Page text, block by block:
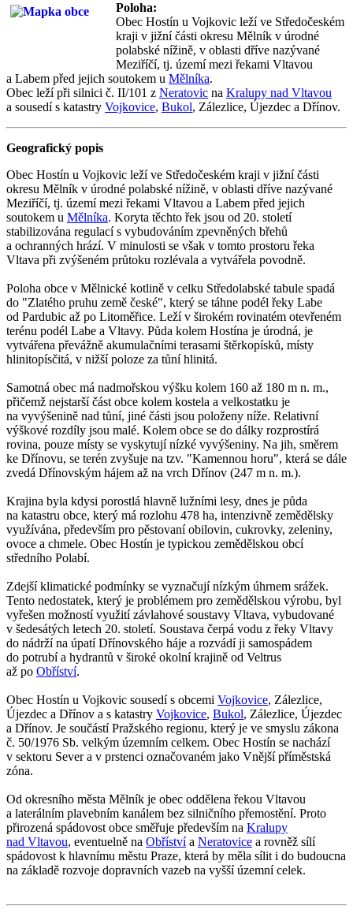
Poloha:
Obec Hostín u Vojkovic leží ve Středočeském
kraji v jižní části okresu Mělník v úrodné
polabské nížině, v oblasti dříve nazývané
Meziříčí, tj. území mezi řekami Vltavou
a Labem před jejich soutokem u Mělníka.
Obec leží při silnici č. II/101 z Neratovic na Kralupy nad Vltavou
a sousedí s katastry Vojkovice, Bukol, Zálezlice, Újezdec a Dřínov.
Geografický popis
Obec Hostín u Vojkovic leží ve Středočeském kraji v jižní části
okresu Mělník v úrodné polabské nížině, v oblasti dříve nazývané
Meziříčí, tj. území mezi řekami Vltavou a Labem před jejich
soutokem u Mělníka. Koryta těchto řek jsou od 20. století
stabilizována regulací s vybudováním zpevněných břehů
a ochranných hrází. V minulosti se však v tomto prostoru řeka
Vltava při zvýšeném průtoku rozlévala a vytvářela povodně.
Poloha obce v Mělnické kotlině v celku Středolabské tabule spadá
do "Zlatého pruhu země české", který se táhne podél řeky Labe
od Pardubic až po Litoměřice. Leží v širokém rovinatém otevřeném
terénu podél Labe a Vltavy. Půda kolem Hostína je úrodná, je
vytvářena převážně akumulačními terasami štěrkopísků, místy
hlinitopísčitá, v nižší poloze za tůní hlinitá.
Samotná obec má nadmořskou výšku kolem 160 až 180 m n. m.,
přičemž nejstarší část obce kolem kostela a velkostatku je
na vyvýšenině nad tůní, jiné části jsou položeny níže. Relativní
výškové rozdíly jsou malé. Kolem obce se do dálky rozprostírá
rovina, pouze místy se vyskytují nízké vyvýšeniny. Na jih, směrem
ke Dřínovu, se terén zvyšuje na tzv. "Kamennou horu", která se dále
zvedá Dřínovským hájem až na vrch Dřínov (247 m n. m.).
Krajina byla kdysi porostlá hlavně lužními lesy, dnes je půda
na katastru obce, který má rozlohu 478 ha, intenzivně zemědělsky
využívána, především pro pěstovaní obilovin, cukrovky, zeleniny,
ovoce a chmele. Obec Hostín je typickou zemědělskou obcí
středního Polabí.
Zdejší klimatické podmínky se vyznačují nízkým úhrnem srážek.
Tento nedostatek, který je problémem pro zemědělskou výrobu, byl
vyřešen možností využití závlahové soustavy Vltava, vybudované
v šedesátých letech 20. století. Soustava čerpá vodu z řeky Vltavy
do nádrží na úpatí Dřínovského háje a rozvádí ji samospádem
do potrubí a hydrantů v široké okolní krajině od Veltrus
až po Obříství.
Obec Hostín u Vojkovic sousedí s obcemi Vojkovice, Zálezlice,
Újezdec a Dřínov a s katastry Vojkovice, Bukol, Zálezlice, Újezdec
a Dřínov. Je součástí Pražského regionu, který je ve smyslu zákona
č. 50/1976 Sb. velkým územním celkem. Obec Hostín se nachází
v sektoru Sever a v prstenci označovaném jako Vnější příměstská
zóna.
Od okresního města Mělník je obec oddělena řekou Vltavou
a laterálním plavebním kanálem bez silničního přemostění. Proto
přirozená spádovost obce směřuje především na Kralupy
nad Vltavou, eventuelně na Obřístvía Neratovice a rovněž sílí
spádovost k hlavnímu městu Praze, která by měla sílit i do budoucna
na základě rozvoje dopravních vazeb na vyšší územní celek.